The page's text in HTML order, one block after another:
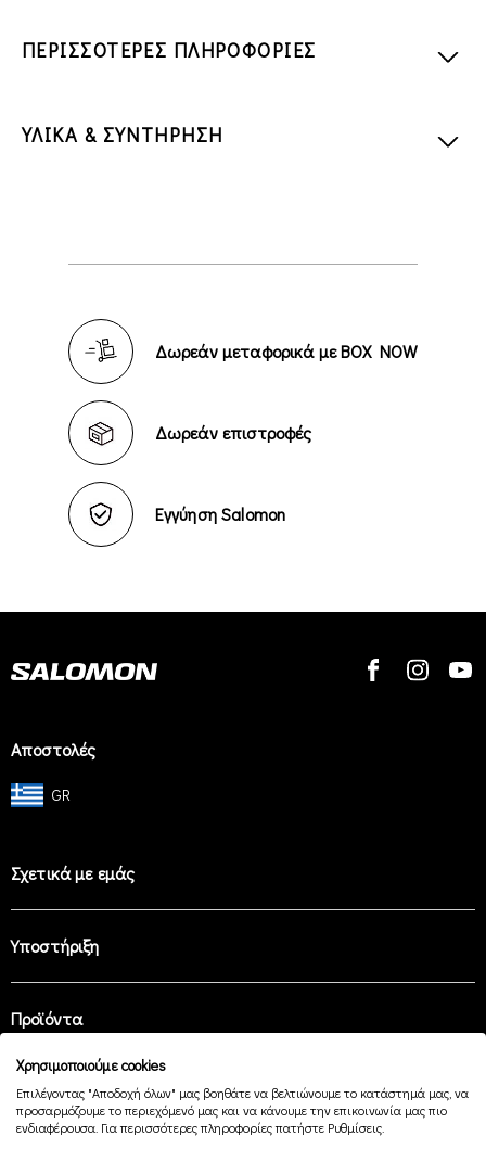
ΠΕΡΙΣΣΟΤΕΡΕΣ ΠΛΗΡΟΦΟΡΙΕΣ
ΥΛΙΚΑ & ΣΥΝΤΗΡΗΣΗ
Δωρεάν μεταφορικά με BOX NOW
Δωρεάν επιστροφές
Εγγύηση Salomon
Αποστολές
GR
Σχετικά με εμάς
Υποστήριξη
Προϊόντα
Easy Payment
Χρησιμοποιούμε cookies
Επιλέγοντας "Αποδοχή όλων" μας βοηθάτε να βελτιώνουμε το κατάστημά μας, να
προσαρμόζουμε το περιεχόμενό μας και να κάνουμε την επικοινωνία μας πιο
ενδιαφέρουσα. Για περισσότερες πληροφορίες πατήστε Ρυθμίσεις.